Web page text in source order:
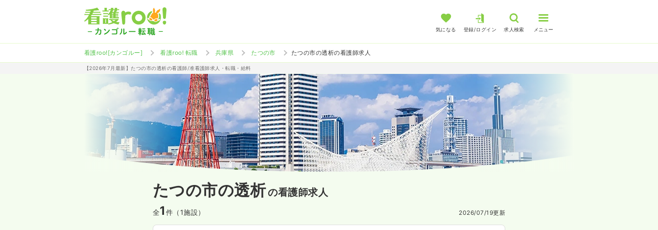
気になる 登録/ログイン 求人検索 メニュー
看護roo![カンゴルー] 看護roo! 転職 兵庫県 たつの市 たつの市の透析の看護師求人
【2026年7月最新】たつの市の透析の看護師/准看護師求人・転職・給料
たつの市の透析の看護師求人
全1 件（1施設） 2026/07/19更新